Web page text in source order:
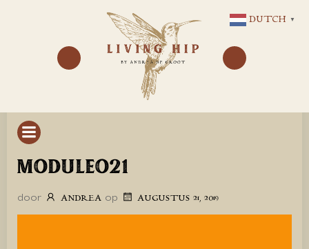
NAAR
DE
INHOUD
MODULEO21
door ANDREA op AUGUSTUS 21, 2019
DUTCH ▼